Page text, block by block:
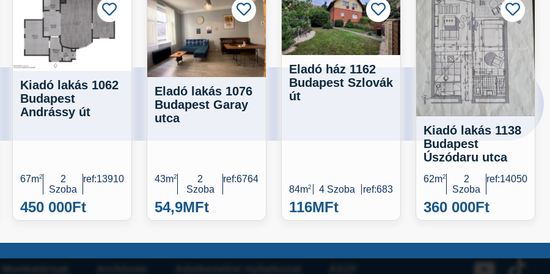
Kiadó lakás 1062
Budapest
Andrássy út
67m2
2
Szoba
ref:13910
450 000Ft
Eladó lakás 1076
Budapest Garay
utca
43m2
2
Szoba
ref:6764
54,9MFt
Eladó ház 1162
Budapest Szlovák
út
84m2 4 Szoba ref:683
116MFt
Kiadó lakás 1138
Budapest
Úszódaru utca
62m2
2
Szoba
ref:14050
360 000Ft